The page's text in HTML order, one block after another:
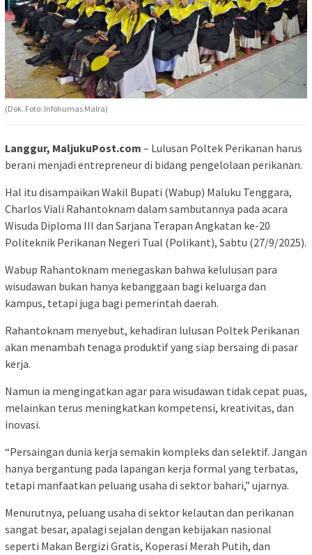
(Dok. Foto: Infohumas Malra)
Langgur, MaljukuPost.com – Lulusan Poltek Perikanan harus
berani menjadi entrepreneur di bidang pengelolaan perikanan.
Hal itu disampaikan Wakil Bupati (Wabup) Maluku Tenggara,
Charlos Viali Rahantoknam dalam sambutannya pada acara
Wisuda Diploma III dan Sarjana Terapan Angkatan ke-20
Politeknik Perikanan Negeri Tual (Polikant), Sabtu (27/9/2025).
Wabup Rahantoknam menegaskan bahwa kelulusan para
wisudawan bukan hanya kebanggaan bagi keluarga dan
kampus, tetapi juga bagi pemerintah daerah.
Rahantoknam menyebut, kehadiran lulusan Poltek Perikanan
akan menambah tenaga produktif yang siap bersaing di pasar
kerja.
Namun ia mengingatkan agar para wisudawan tidak cepat puas,
melainkan terus meningkatkan kompetensi, kreativitas, dan
inovasi.
“Persaingan dunia kerja semakin kompleks dan selektif. Jangan
hanya bergantung pada lapangan kerja formal yang terbatas,
tetapi manfaatkan peluang usaha di sektor bahari,” ujarnya.
Menurutnya, peluang usaha di sektor kelautan dan perikanan
sangat besar, apalagi sejalan dengan kebijakan nasional
seperti Makan Bergizi Gratis, Koperasi Merah Putih, dan